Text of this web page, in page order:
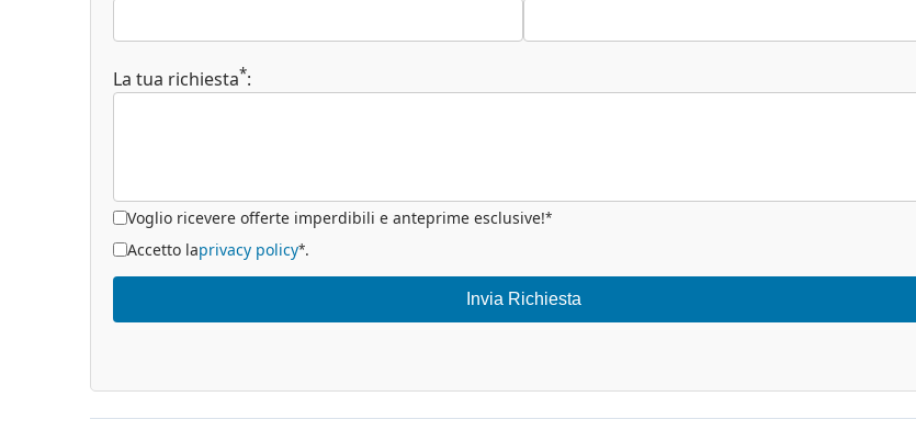
La tua richiesta*:
Voglio ricevere offerte imperdibili e anteprime esclusive!*
Accetto laprivacy policy*.
Invia Richiesta